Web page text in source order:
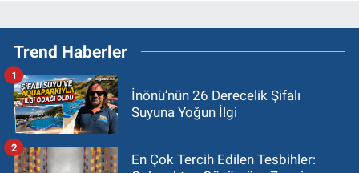
Trend Haberler
İnönü’nün 26 Derecelik Şifalı
Suyuna Yoğun İlgi
1
En Çok Tercih Edilen Tesbihler:
2